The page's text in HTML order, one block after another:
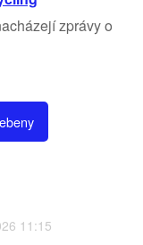
zprávy o
11:15